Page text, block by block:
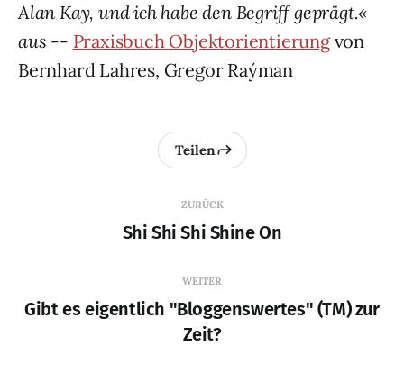
Alan Kay,und ich habe den Begriff geprägt.«
aus -- Praxisbuch Objektorientierungvon
Bernhard Lahres, Gregor Raýman
ZURÜCK
Shi Shi Shi Shine On
Teilen
WEITER
Gibt es eigentlich "Bloggenswertes" (TM) zur
Zeit?